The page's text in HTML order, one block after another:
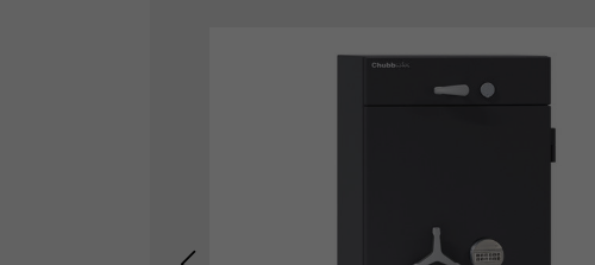
Datakluis